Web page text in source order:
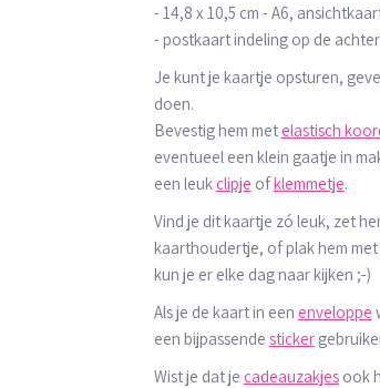
- 14,8 x 10,5 cm - A6,
- postkaart indeling op de
Je kunt je kaartje opsturen,
doen.
Bevestig hem met elastisch
eventueel een klein gaatje in
een leuk clipje ofklemmetje.
Vind je dit kaartje zó leuk, zet
kaarthoudertje, of plak hem
kun je er elke dag naar kijken ;-)
Als je de kaart in een enveloppe
een bijpassende sticker
Wist je dat je cadeauzakjes ook